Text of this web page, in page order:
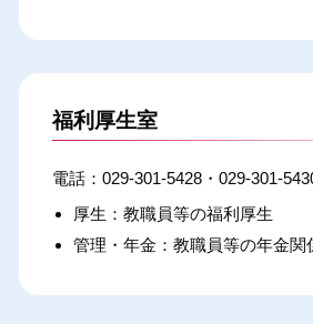
福利厚生室
029-301-5428・029-301-
厚生：教職員等の福利厚生
管理・年金：教職員等の年金関